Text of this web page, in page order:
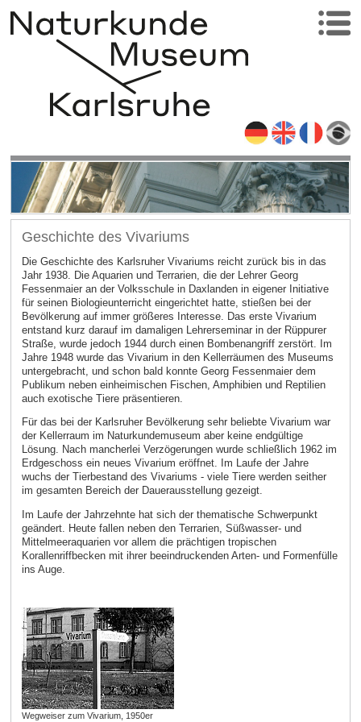
Geschichte des Vivariums
Die Geschichte des Karlsruher Vivariums reicht zurück bis in das
Jahr 1938. Die Aquarien und Terrarien, die der Lehrer Georg
Fessenmaier an der Volksschule in Daxlanden in eigener Initiative
für seinen Biologieunterricht eingerichtet hatte, stießen bei der
Bevölkerung auf immer größeres Interesse. Das erste Vivarium
entstand kurz darauf im damaligen Lehrerseminar in der Rüppurer
Straße, wurde jedoch 1944 durch einen Bombenangriff zerstört. Im
Jahre 1948 wurde das Vivarium in den Kellerräumen des Museums
untergebracht, und schon bald konnte Georg Fessenmaier dem
Publikum neben einheimischen Fischen, Amphibien und Reptilien
auch exotische Tiere präsentieren.
Für das bei der Karlsruher Bevölkerung sehr beliebte Vivarium war
der Kellerraum im Naturkundemuseum aber keine endgültige
Lösung. Nach mancherlei Verzögerungen wurde schließlich 1962 im
Erdgeschoss ein neues Vivarium eröffnet. Im Laufe der Jahre
wuchs der Tierbestand des Vivariums - viele Tiere werden seither
im gesamten Bereich der Dauerausstellung gezeigt.
Im Laufe der Jahrzehnte hat sich der thematische Schwerpunkt
geändert. Heute fallen neben den Terrarien, Süßwasser- und
Mittelmeeraquarien vor allem die prächtigen tropischen
Korallenriffbecken mit ihrer beeindruckenden Arten- und Formenfülle
ins Auge.
Wegweiser zum Vivarium, 1950er